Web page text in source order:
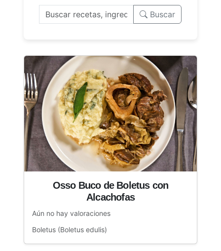
Buscar
Osso Buco de Boletus con
Alcachofas
Aún no hay valoraciones
Boletus (Boletus edulis)